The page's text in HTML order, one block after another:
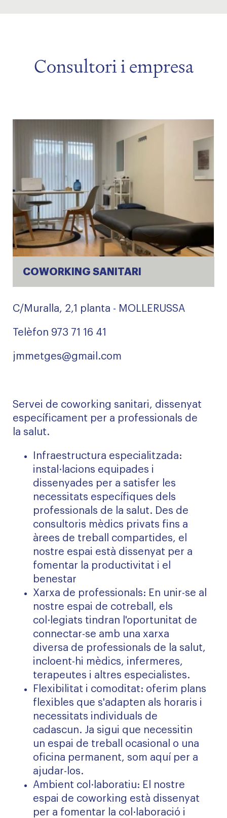
Consultori i empresa
COWORKING SANITARI
C/Muralla, 2,1 planta - MOLLERUSSA
Telèfon 973 71 16 41
jmmetges@gmail.com
Servei de coworking sanitari, dissenyat
específicament per a professionals de
la salut.
Infraestructura especialitzada:
instal·lacions equipades i
dissenyades per a satisfer les
necessitats específiques dels
professionals de la salut. Des de
consultoris mèdics privats fins a
àrees de treball compartides, el
nostre espai està dissenyat per a
fomentar la productivitat i el
benestar
Xarxa de professionals: En unir-se al
nostre espai de cotreball, els
col·legiats tindran l'oportunitat de
connectar-se amb una xarxa
diversa de professionals de la salut,
incloent-hi mèdics, infermeres,
terapeutes i altres especialistes.
Flexibilitat i comoditat: oferim plans
flexibles que s'adapten als horaris i
necessitats individuals de
cadascun. Ja sigui que necessitin
un espai de treball ocasional o una
oficina permanent, som aquí per a
ajudar-los.
Ambient col·laboratiu: El nostre
espai de coworking està dissenyat
per a fomentar la col·laboració i